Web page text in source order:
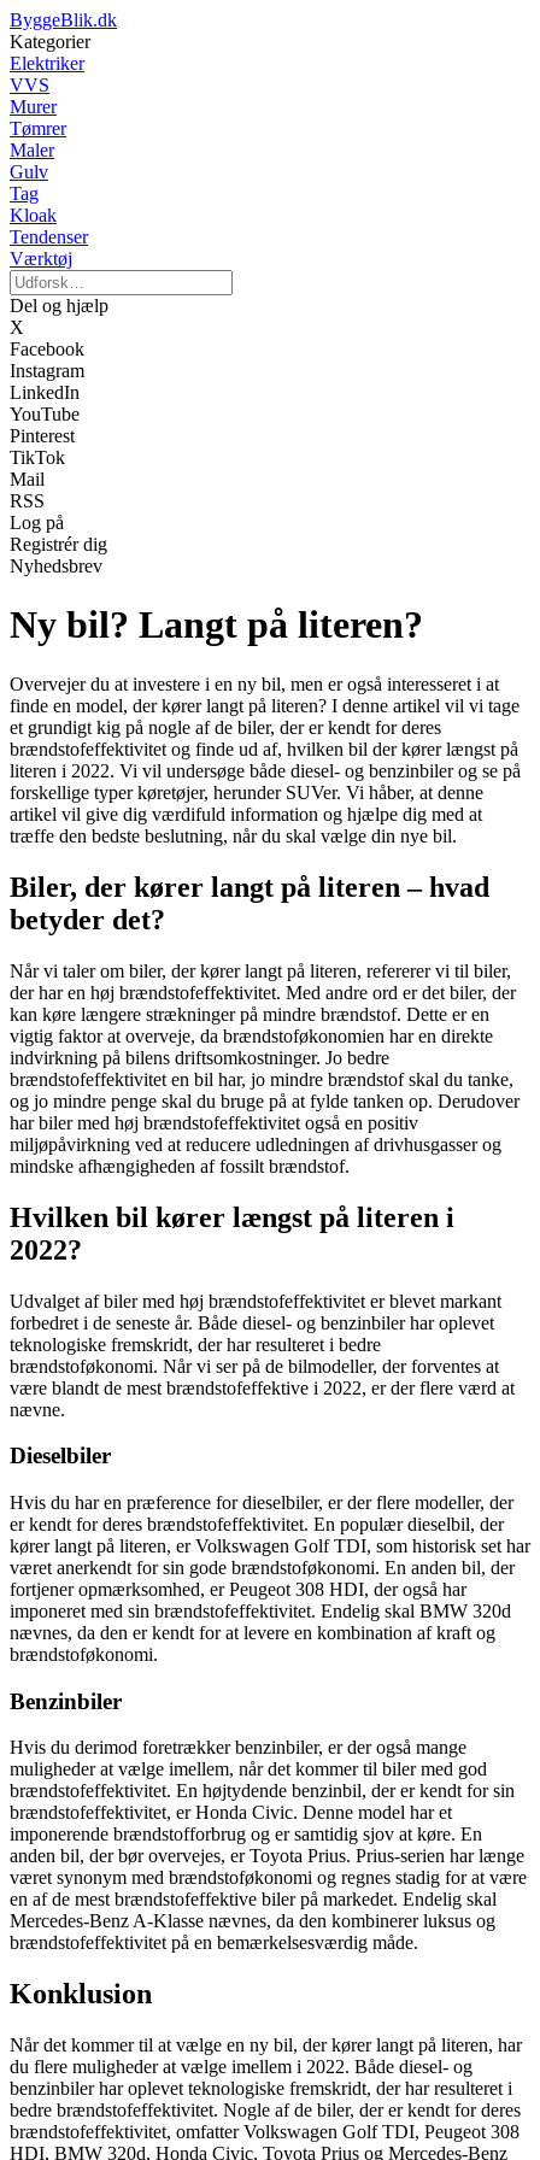
ByggeBlik.dk
Kategorier
Elektriker
VVS
Murer
Tømrer
Maler
Gulv
Tag
Kloak
Tendenser
Værktøj
Del og hjælp
X
Facebook
Instagram
LinkedIn
YouTube
Pinterest
TikTok
Mail
RSS
Log på
Registrér dig
Nyhedsbrev
Ny bil? Langt på literen?
Overvejer du at investere i en ny bil, men er også interesseret i at
finde en model, der kører langt på literen? I denne artikel vil vi tage
et grundigt kig på nogle af de biler, der er kendt for deres
brændstofeffektivitet og finde ud af, hvilken bil der kører længst på
literen i 2022. Vi vil undersøge både diesel- og benzinbiler og se på
forskellige typer køretøjer, herunder SUVer. Vi håber, at denne
artikel vil give dig værdifuld information og hjælpe dig med at
træffe den bedste beslutning, når du skal vælge din nye bil.
Biler, der kører langt på literen – hvad
betyder det?
Når vi taler om biler, der kører langt på literen, refererer vi til biler,
der har en høj brændstofeffektivitet. Med andre ord er det biler, der
kan køre længere strækninger på mindre brændstof. Dette er en
vigtig faktor at overveje, da brændstoføkonomien har en direkte
indvirkning på bilens driftsomkostninger. Jo bedre
brændstofeffektivitet en bil har, jo mindre brændstof skal du tanke,
og jo mindre penge skal du bruge på at fylde tanken op. Derudover
har biler med høj brændstofeffektivitet også en positiv
miljøpåvirkning ved at reducere udledningen af drivhusgasser og
mindske afhængigheden af fossilt brændstof.
Hvilken bil kører længst på literen i
2022?
Udvalget af biler med høj brændstofeffektivitet er blevet markant
forbedret i de seneste år. Både diesel- og benzinbiler har oplevet
teknologiske fremskridt, der har resulteret i bedre
brændstoføkonomi. Når vi ser på de bilmodeller, der forventes at
være blandt de mest brændstofeffektive i 2022, er der flere værd at
nævne.
Dieselbiler
Hvis du har en præference for dieselbiler, er der flere modeller, der
er kendt for deres brændstofeffektivitet. En populær dieselbil, der
kører langt på literen, er Volkswagen Golf TDI, som historisk set har
været anerkendt for sin gode brændstoføkonomi. En anden bil, der
fortjener opmærksomhed, er Peugeot 308 HDI, der også har
imponeret med sin brændstofeffektivitet. Endelig skal BMW 320d
nævnes, da den er kendt for at levere en kombination af kraft og
brændstoføkonomi.
Benzinbiler
Hvis du derimod foretrækker benzinbiler, er der også mange
muligheder at vælge imellem, når det kommer til biler med god
brændstofeffektivitet. En højtydende benzinbil, der er kendt for sin
brændstofeffektivitet, er Honda Civic. Denne model har et
imponerende brændstofforbrug og er samtidig sjov at køre. En
anden bil, der bør overvejes, er Toyota Prius. Prius-serien har længe
været synonym med brændstoføkonomi og regnes stadig for at være
en af de mest brændstofeffektive biler på markedet. Endelig skal
Mercedes-Benz A-Klasse nævnes, da den kombinerer luksus og
brændstofeffektivitet på en bemærkelsesværdig måde.
Konklusion
Når det kommer til at vælge en ny bil, der kører langt på literen, har
du flere muligheder at vælge imellem i 2022. Både diesel- og
benzinbiler har oplevet teknologiske fremskridt, der har resulteret i
bedre brændstofeffektivitet. Nogle af de biler, der er kendt for deres
brændstofeffektivitet, omfatter Volkswagen Golf TDI, Peugeot 308
HDI, BMW 320d, Honda Civic, Toyota Prius og Mercedes-Benz